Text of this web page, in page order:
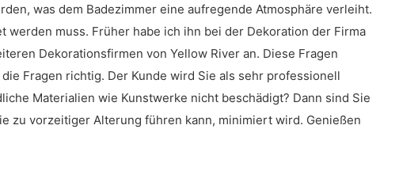
was dem Badezimmer eine aufregende Atmosphäre verleiht.
muss. Früher habe ich ihn bei der Dekoration der Firma
Dekorationsfirmen von Yellow River an. Diese Fragen
Fragen richtig. Der Kunde wird Sie als sehr professionell
Materialien wie Kunstwerke nicht beschädigt? Dann sind Sie
zu vorzeitiger Alterung führen kann, minimiert wird. Genießen